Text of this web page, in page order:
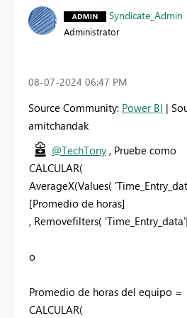
Syndicate_Admin
Administrator
‎08-07-2024 06:47 PM
Source Community: Power BI |
amitchandak
@TechTony , Pruebe como
CALCULAR(
AverageX(Values(
[Promedio de horas]
, Removefilters(
o
Promedio de horas del equipo =
CALCULAR(